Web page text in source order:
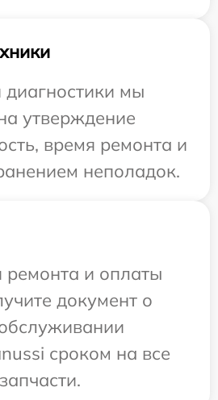
мы
утверждение
время ремонта и
неполадок.
и оплаты
документ о
сроком на все